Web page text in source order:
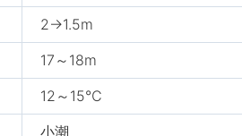
2→1.5m
17～18m
12～15℃
小潮